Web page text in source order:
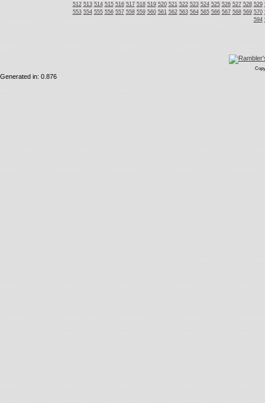
512 513 514 515 516 517 518 519 520 521 522 523 524 525 526 527 528 529
553 554 555 556 557 558 559 560 561 562 563 564 565 566 567 568 569 570
594
Generated in: 0.876